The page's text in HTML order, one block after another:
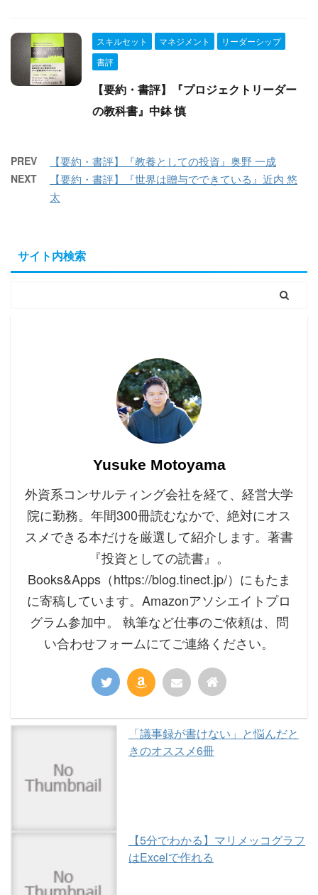
スキルセット マネジメント
リーダーシップ
書評
【要約・書評】『プロジェクトリーダー
の教科書』中鉢 慎
PREV 【要約・書評】『教養としての投資』奥野 一成
NEXT
【要約・書評】『世界は贈与でできている』近内 悠
太
サイト内検索
Yusuke Motoyama
外資系コンサルティング会社を経て、経営大学
院に勤務。年間300冊読むなかで、絶対にオス
スメできる本だけを厳選して紹介します。著書
『投資としての読書』。
Books&Apps（https://blog.tinect.jp/）にもたま
に寄稿しています。Amazonアソシエイトプロ
グラム参加中。 執筆など仕事のご依頼は、問
い合わせフォームにてご連絡ください。
「議事録が書けない」と悩んだと
きのオススメ6冊
【5分でわかる】マリメッコグラフ
はExcelで作れる